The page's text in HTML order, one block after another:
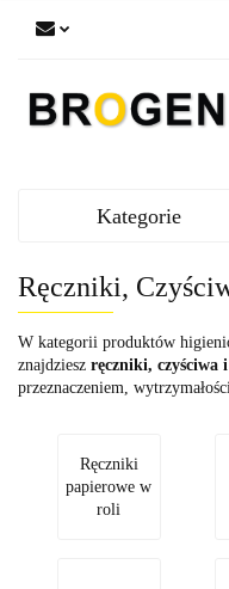
Kategorie
Ręczniki,
W kategorii produktów
znajdziesz ręczniki, czyściwa
przeznaczeniem,
Ręczniki
papierowe w
roli